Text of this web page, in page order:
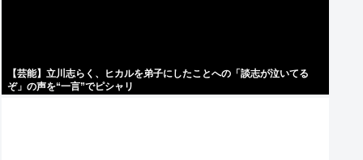
【芸能】立川志らく、ヒカルを弟子にしたことへの「談志が泣いてる
ぞ」の声を“一言”でピシャリ